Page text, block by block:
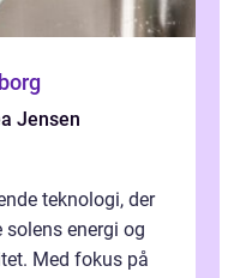
Jensen
teknologi, der
energi og
Med fokus på